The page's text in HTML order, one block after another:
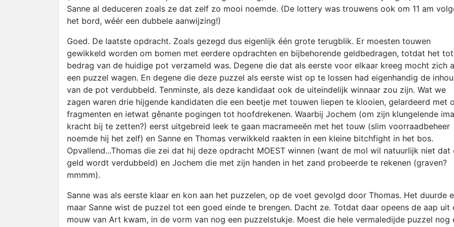
Sanne al deduceren zoals ze dat zelf zo mooi noemde. (De lottery was trouwens ook om 11 am
het bord, wéér een dubbele aanwijzing!)
Goed. De laatste opdracht. Zoals gezegd dus eigenlijk één grote terugblik. Er moesten touwen
gewikkeld worden om bomen met eerdere opdrachten en bijbehorende geldbedragen, totdat het
bedrag van de huidige pot verzameld was. Degene die dat als eerste voor elkaar kreeg mocht zich
een puzzel wagen. En degene die deze puzzel als eerste wist op te lossen had eigenhandig de
van de pot verdubbeld. Tenminste, als deze kandidaat ook de uiteindelijk winnaar zou zijn. Wat we
zagen waren drie hijgende kandidaten die een beetje met touwen liepen te klooien, gelardeerd met
fragmenten en ietwat gênante pogingen tot hoofdrekenen. Waarbij Jochem (om zijn klungelende
kracht bij te zetten?) eerst uitgebreid leek te gaan macrameeën met het touw (slim voorraadbeheer
noemde hij het zelf) en Sanne en Thomas verwikkeld raakten in een kleine bitchfight in het bos.
Opvallend...Thomas die zei dat hij deze opdracht MOEST winnen (want de mol wil natuurlijk niet dat
geld wordt verdubbeld) en Jochem die met zijn handen in het zand probeerde te rekenen (graven?
mmmm).
Sanne was als eerste klaar en kon aan het puzzelen, op de voet gevolgd door Thomas. Het duurde
maar Sanne wist de puzzel tot een goed einde te brengen. Dacht ze. Totdat daar opeens de aap uit
mouw van Art kwam, in de vorm van nog een puzzelstukje. Moest die hele vermaledijde puzzel nog